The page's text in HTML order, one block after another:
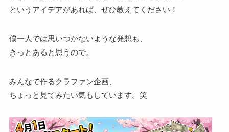
というアイデアがあれば、ぜひ教えてください！
僕一人では思いつかないような発想も、
きっとあると思うので。
みんなで作るクラファン企画、
ちょっと見てみたい気もしています。笑